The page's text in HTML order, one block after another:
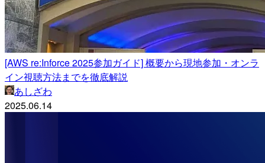
[AWS re:Inforce 2025参加ガイド] 概要から現地参加・オンラ
イン視聴方法までを徹底解説
あしざわ
2025.06.14